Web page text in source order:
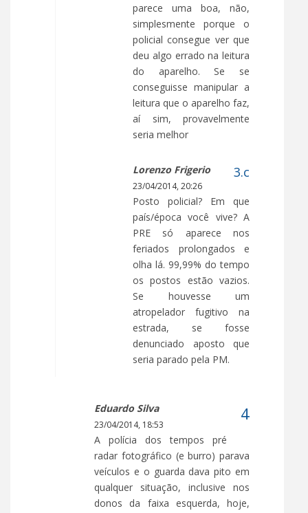
parece uma boa, não,
simplesmente porque o
policial consegue ver que
deu algo errado na leitura
do aparelho. Se se
conseguisse manipular a
leitura que o aparelho faz,
aí sim, provavelmente
seria melhor
Lorenzo Frigerio
23/04/2014, 20:26
Posto policial? Em que
país/época você vive? A
PRE só aparece nos
feriados prolongados e
olha lá. 99,99% do tempo
os postos estão vazios.
Se houvesse um
atropelador fugitivo na
estrada, se fosse
denunciado aposto que
seria parado pela PM.
Eduardo Silva
23/04/2014, 18:53
A polícia dos tempos pré
radar fotográfico (e burro) parava
veículos e o guarda dava pito em
qualquer situação, inclusive nos
donos da faixa esquerda, hoje,